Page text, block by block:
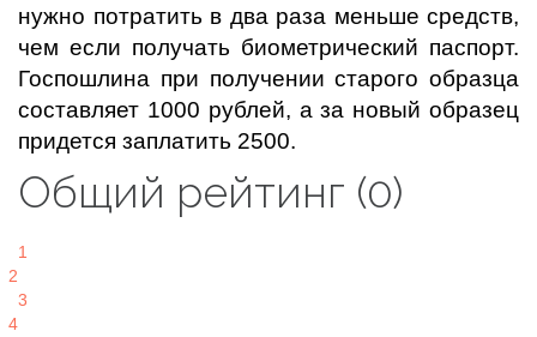
нужно потратить в два раза меньше средств,
чем если получать биометрический паспорт.
Госпошлина при получении старого образца
составляет 1000 рублей, а за новый образец
придется заплатить 2500.
Общий рейтинг (0)
1
2
3
4